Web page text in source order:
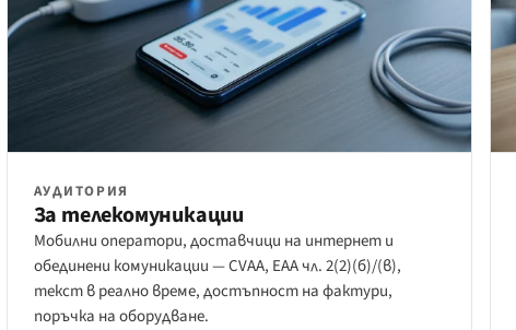
АУДИТОРИЯ
За телекомуникации
Мобилни оператори, доставчици на интернет и
обединени комуникации — CVAA, EAA чл. 2(2)(б)/(в),
текст в реално време, достъпност на фактури,
поръчка на оборудване.